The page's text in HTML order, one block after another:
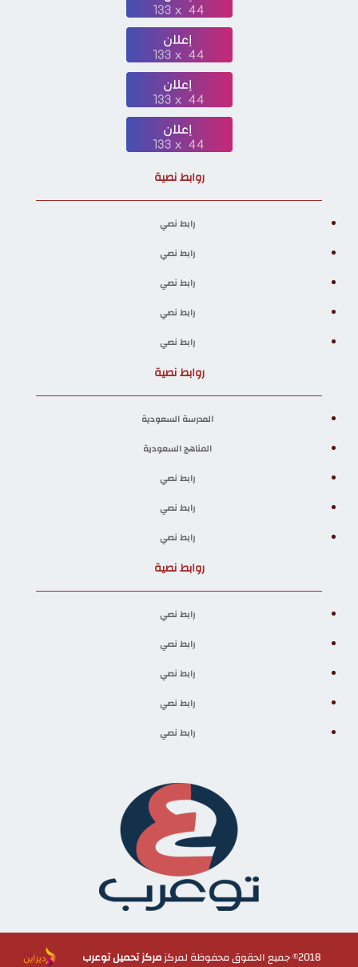
روابط نصية
رابط نصي
رابط نصي
رابط نصي
رابط نصي
رابط نصي
روابط نصية
المدرسة السعودية
المناهج السعودية
رابط نصي
رابط نصي
رابط نصي
روابط نصية
رابط نصي
رابط نصي
رابط نصي
رابط نصي
رابط نصي
2018© جميع الحقوق محفوظة لمركز مركز تحميل توعرب